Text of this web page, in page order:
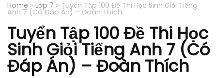
Home » Lớp 7 » Tuyển Tập 100 Đề Thi Học Sinh Giỏi Tiếng
Anh 7 (Có Đáp Án) – Đoàn Thích
Tuyển Tập 100 Đề Thi Học
Sinh Giỏi Tiếng Anh 7 (Có
Đáp Án) – Đoàn Thích